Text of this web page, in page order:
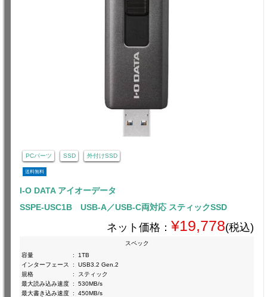
PCパーツ SSD 外付けSSD
送料無料
I-O DATA アイオーデータ
SSPE-USC1B USB-A／USB-C両対応 スティックSSD
ネット価格： ¥19,778(税込)
スペック
容量
:
1TB
インターフェース
:
USB3.2 Gen.2
規格
:
スティック
最大読み込み速度 :
530MB/s
最大書き込み速度 : 450MB/s